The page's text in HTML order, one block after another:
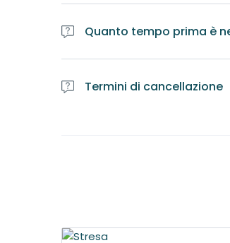
La visita del Castello di Vintebbio
Quanto tempo prima è
E' obbligatorio prenotare
Guide per accertarsi della
Termini di cancellazione